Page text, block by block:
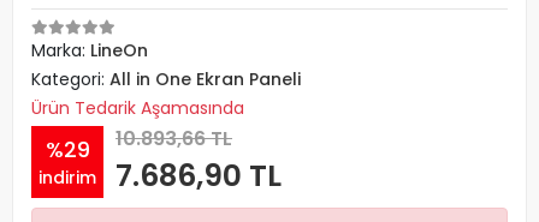
Marka: LineOn
Kategori: All in One Ekran Paneli
Ürün Tedarik Aşamasında
%29
indirim
10.893,66 TL
7.686,90 TL